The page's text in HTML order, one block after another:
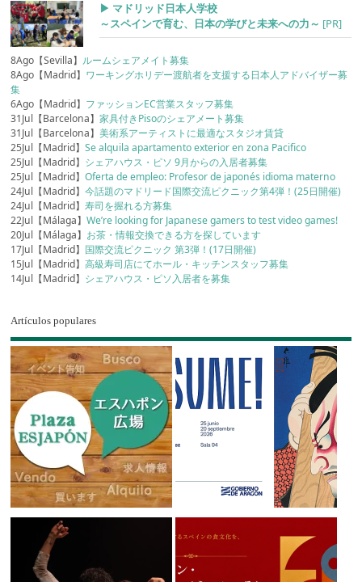
▶︎ マドリッド日本人学校
～スペインで育む、日本の学びと未来への力～ [PR]
8Ago【Sevilla】 ルームシェアメイト募集
8Ago【Madrid】 ワーキングホリデー渡航者を支援する日本人アドバイザー募
集
6Ago【Madrid】 ファッションEC営業スタッフ募集
31Jul【Barcelona】家具付きPisoのシェアメート募集
31Jul【Barcelona】美術系アーティストに最適なスタジオ賃貸
25Jul【Madrid】Se alquila apartamento exterior en zona Pacifico
25Jul【Madrid】 シェアハウス・ピソ 9月からの入居者募集
25Jul【Madrid】Oferta de empleo: Profesor de japonés idioma materno
24Jul【Madrid】今話題のマドリード国際交流ピクニック第4弾！(25日開催)
24Jul【Madrid】寿司を握れる方募集
22Jul【Málaga】We’re looking for Japanese gamers to test video games!
20Jul【Málaga】 お茶・情報交換できる方を探しています
17Jul【Madrid】 国際交流ピクニック 第3弾！(17日開催)
15Jul【Madrid】高級寿司店にてホール・キッチンスタッフ募集
14Jul【Madrid】 シェアハウス・ピソ入居者を募集
Artículos populares